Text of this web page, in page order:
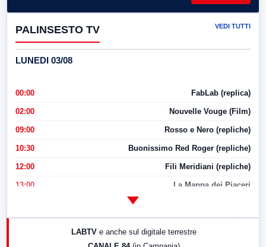
PALINSESTO TV VEDI TUTTI
LUNEDI 03/08
00:00 FabLab (replica)
02:00 Nouvelle Vouge (Film)
09:00 Rosso e Nero (repliche)
10:30 Buonissimo Red Roger (repliche)
12:00 Fili Meridiani (repliche)
13:00 La Mappa dei Piaceri
LABTV e anche sul digitale terrestre